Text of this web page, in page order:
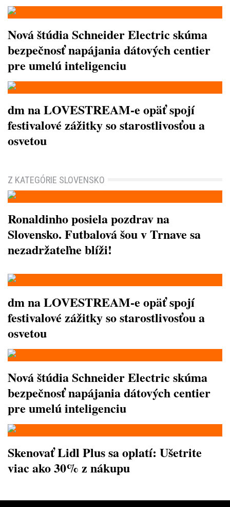
Nová štúdia Schneider Electric skúma
bezpečnosť napájania dátových centier
pre umelú inteligenciu
dm na LOVESTREAM-e opäť spojí
festivalové zážitky so starostlivosťou a
osvetou
Z KATEGÓRIE SLOVENSKO
Ronaldinho posiela pozdrav na
Slovensko. Futbalová šou v Trnave sa
nezadržateľne blíži!
dm na LOVESTREAM-e opäť spojí
festivalové zážitky so starostlivosťou a
osvetou
Nová štúdia Schneider Electric skúma
bezpečnosť napájania dátových centier
pre umelú inteligenciu
Skenovať Lidl Plus sa oplatí: Ušetrite
viac ako 30% z nákupu